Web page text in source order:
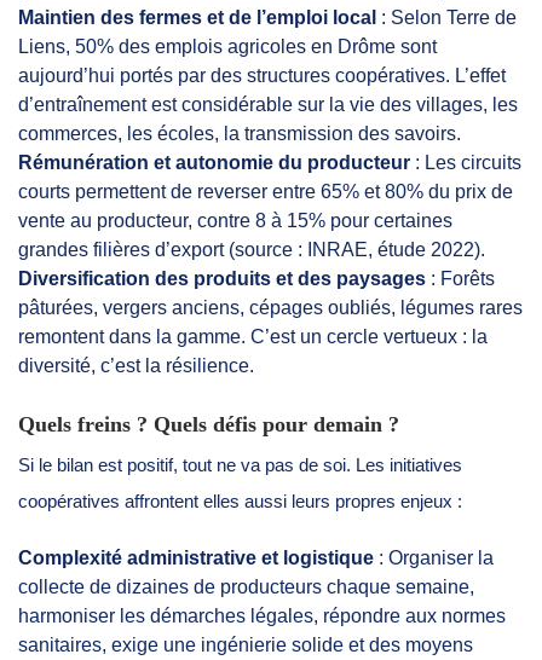
Maintien des fermes et de l’emploi local : Selon Terre de
Liens, 50% des emplois agricoles en Drôme sont
aujourd’hui portés par des structures coopératives. L’effet
d’entraînement est considérable sur la vie des villages, les
commerces, les écoles, la transmission des savoirs.
Rémunération et autonomie du producteur : Les circuits
courts permettent de reverser entre 65% et 80% du prix de
vente au producteur, contre 8 à 15% pour certaines
grandes filières d’export (source : INRAE, étude 2022).
Diversification des produits et des paysages : Forêts
pâturées, vergers anciens, cépages oubliés, légumes rares
remontent dans la gamme. C’est un cercle vertueux : la
diversité, c’est la résilience.
Quels freins ? Quels défis pour demain ?
Si le bilan est positif, tout ne va pas de soi. Les initiatives
coopératives affrontent elles aussi leurs propres enjeux :
Complexité administrative et logistique : Organiser la
collecte de dizaines de producteurs chaque semaine,
harmoniser les démarches légales, répondre aux normes
sanitaires, exige une ingénierie solide et des moyens